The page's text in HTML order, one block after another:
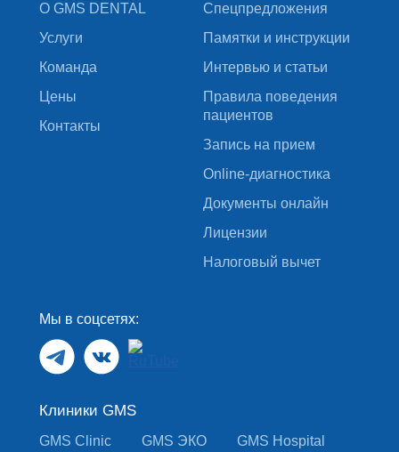
О GMS DENTAL
Услуги
Команда
Цены
Контакты
Спецпредложения
Памятки и инструкции
Интервью и статьи
Правила поведения
пациентов
Запись на прием
Online-диагностика
Документы онлайн
Лицензии
Налоговый вычет
Мы в соцсетях:
Клиники GMS
GMS Clinic GMS ЭКО GMS Hospital